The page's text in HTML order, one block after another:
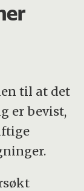
til at det
er bevist,